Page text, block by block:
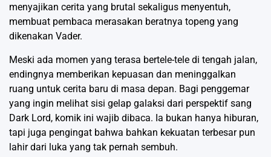
menyajikan cerita yang brutal sekaligus menyentuh,
membuat pembaca merasakan beratnya topeng yang
dikenakan Vader.
Meski ada momen yang terasa bertele-tele di tengah jalan,
endingnya memberikan kepuasan dan meninggalkan
ruang untuk cerita baru di masa depan. Bagi penggemar
yang ingin melihat sisi gelap galaksi dari perspektif sang
Dark Lord, komik ini wajib dibaca. Ia bukan hanya hiburan,
tapi juga pengingat bahwa bahkan kekuatan terbesar pun
lahir dari luka yang tak pernah sembuh.